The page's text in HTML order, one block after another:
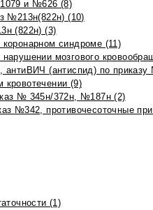
и №626 (8)
№213н(822н) (10)
(822н) (3)
синдроме (11)
мозгового
антиВИЧ (антиспид) по
(9)
№ 345н/372н, №187н (2)
№342, противочесоточные
(1)